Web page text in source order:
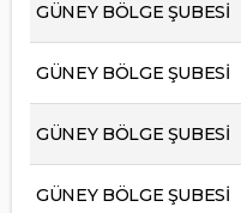
GÜNEY BÖLGE ŞUBESİ
GÜNEY BÖLGE ŞUBESİ
GÜNEY BÖLGE ŞUBESİ
GÜNEY BÖLGE ŞUBESİ